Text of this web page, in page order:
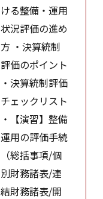
ける整備・運用
状況評価の進め
方 ・決算統制
評価のポイント
・決算統制評価
チェックリスト
・【演習】整備
運用の評価手続
（総括事項/個
別財務諸表/連
結財務諸表/開